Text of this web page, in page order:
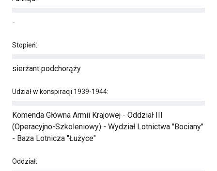
-
Stopień:
sierżant podchorąży
Udział w konspiracji 1939-1944:
Komenda Główna Armii Krajowej - Oddział III
(Operacyjno-Szkoleniowy) - Wydział Lotnictwa "Bociany"
- Baza Lotnicza "Łużyce"
Oddział: